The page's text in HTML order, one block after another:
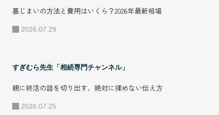
ベート・その他の
リーグ所属フット
墓じまいの方法と費用はいくら？2026年最新相場
2026.07.29
すぎむら先生「相続専門チャンネル」
親に終活の話を切り出す、絶対に揉めない伝え方
2026.07.25